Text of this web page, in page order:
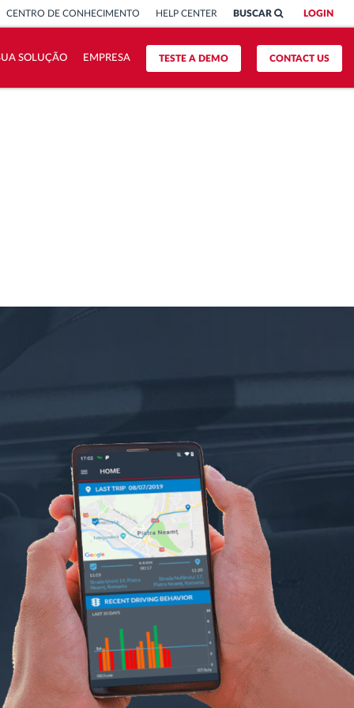
LOGIN
BUSCAR
CENTRO DE CONHECIMENTO HELP CENTER
CONTACT US
TESTE A DEMO
SOLUÇÃO EMPRESA